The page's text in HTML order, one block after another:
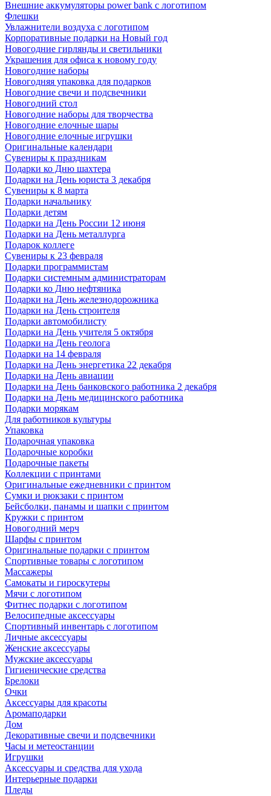
Внешние аккумуляторы power bank с логотипом
Флешки
Увлажнители воздуха с логотипом
Корпоративные подарки на Новый год
Новогодние гирлянды и светильники
Украшения для офиса к новому году
Новогодние наборы
Новогодняя упаковка для подарков
Новогодние свечи и подсвечники
Новогодний стол
Новогодние наборы для творчества
Новогодние елочные шары
Новогодние елочные игрушки
Оригинальные календари
Сувениры к праздникам
Подарки ко Дню шахтера
Подарки на День юриста 3 декабря
Сувениры к 8 марта
Подарки начальнику
Подарки детям
Подарки на День России 12 июня
Подарки на День металлурга
Подарок коллеге
Сувениры к 23 февраля
Подарки программистам
Подарки системным администраторам
Подарки ко Дню нефтяника
Подарки на День железнодорожника
Подарки на День строителя
Подарки автомобилисту
Подарки на День учителя 5 октября
Подарки на День геолога
Подарки на 14 февраля
Подарки на День энергетика 22 декабря
Подарки на День авиации
Подарки на День банковского работника 2 декабря
Подарки на День медицинского работника
Подарки морякам
Для работников культуры
Упаковка
Подарочная упаковка
Подарочные коробки
Подарочные пакеты
Коллекции с принтами
Оригинальные ежедневники с принтом
Сумки и рюкзаки с принтом
Бейсболки, панамы и шапки с принтом
Кружки с принтом
Новогодний мерч
Шарфы с принтом
Оригинальные подарки с принтом
Спортивные товары с логотипом
Массажеры
Самокаты и гироскутеры
Мячи с логотипом
Фитнес подарки с логотипом
Велосипедные аксессуары
Спортивный инвентарь с логотипом
Личные аксессуары
Женские аксессуары
Мужские аксессуары
Гигиенические средства
Брелоки
Очки
Аксессуары для красоты
Аромаподарки
Дом
Декоративные свечи и подсвечники
Часы и метеостанции
Игрушки
Аксессуары и средства для ухода
Интерьерные подарки
Пледы